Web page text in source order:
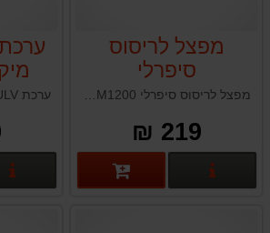
מפצל לריסוס
סיפרלי
CIFARELLI
M1200
מפצל לריסוס סיפרלי CIFARELLI M1200 תוצרת איטליה
219 ₪
פרטים נוספים